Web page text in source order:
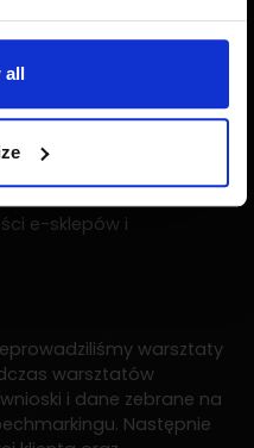
all
szybkozbywalnych w
pomoc przy i po
cyfrowych,
reklamowych,
e-sklepów i
warsztaty
warsztatów
i dane zebrane na
Następnie